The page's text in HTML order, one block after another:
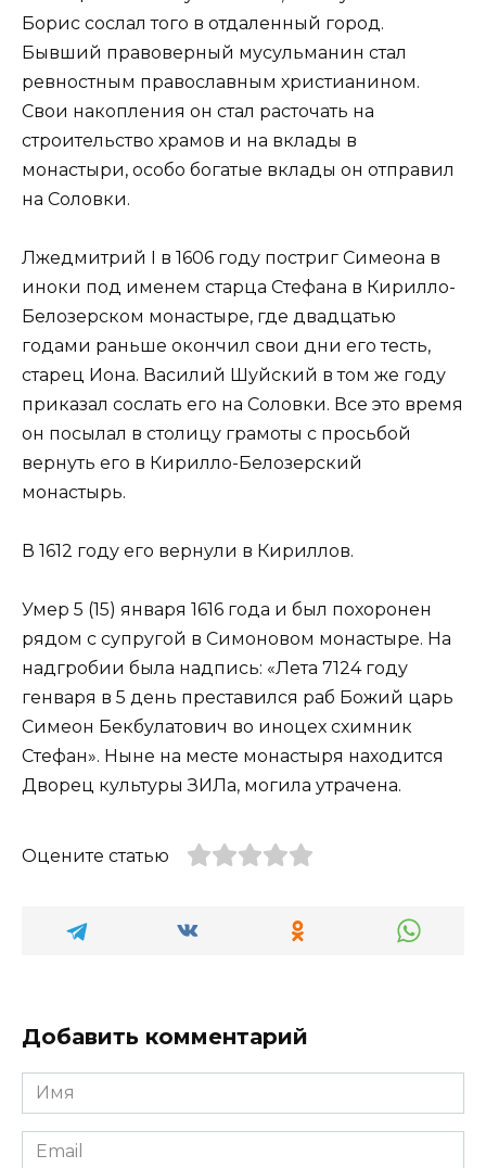
Борис сослал того в отдаленный город.
Бывший правоверный мусульманин стал
ревностным православным христианином.
Свои накопления он стал расточать на
строительство храмов и на вклады в
монастыри, особо богатые вклады он отправил
на Соловки.
Лжедмитрий I в 1606 году постриг Симеона в
иноки под именем старца Стефана в Кирилло-
Белозерском монастыре, где двадцатью
годами раньше окончил свои дни его тесть,
старец Иона. Василий Шуйский в том же году
приказал сослать его на Соловки. Все это время
он посылал в столицу грамоты с просьбой
вернуть его в Кирилло-Белозерский
монастырь.
В 1612 году его вернули в Кириллов.
Умер 5 (15) января 1616 года и был похоронен
рядом с супругой в Симоновом монастыре. На
надгробии была надпись: «Лета 7124 году
генваря в 5 день преставился раб Божий царь
Симеон Бекбулатович во иноцех схимник
Стефан». Ныне на месте монастыря находится
Дворец культуры ЗИЛа, могила утрачена.
Оцените статью
Добавить комментарий
Имя
*
Email